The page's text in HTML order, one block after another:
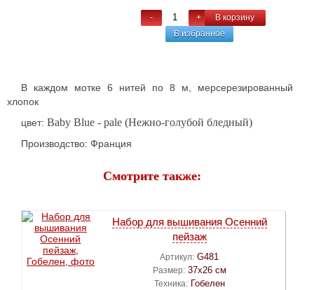
- +
В корзину
В избранное
В каждом мотке 6 нитей по 8 м, мерсерезированный
хлопок
цвет: Baby Blue - pale (Нежно-голубой бледный)
Производство: Франция
Смотрите также:
Набор для вышивания Осенний
пейзаж
Артикул: G481
Размер: 37х26 см
Техника: Гобелен